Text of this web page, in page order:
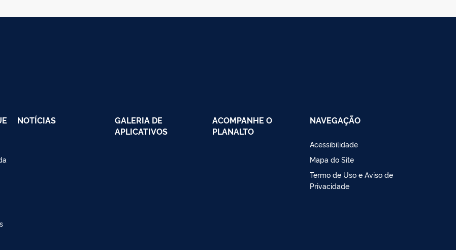
NOTÍCIAS
GALERIA DE
APLICATIVOS
ACOMPANHE O
PLANALTO
NAVEGAÇÃO
Acessibilidade
Mapa do Site
Termo de Uso e Aviso de
Privacidade